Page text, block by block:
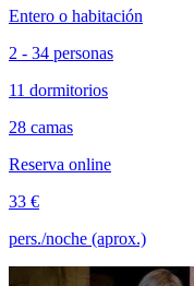
Entero o habitación
2 - 34 personas
11 dormitorios
28 camas
Reserva online
33 €
pers./noche (aprox.)